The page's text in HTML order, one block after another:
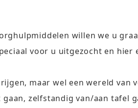
willen we u
voor u uitgezocht en hier
maar wel een wereld van
zelfstandig van/aan tafel